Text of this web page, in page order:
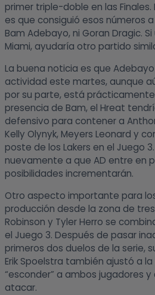
primer triple-doble en las
es que consiguió esos números
Bam Adebayo, ni Goran Dragic.
Miami, ayudaría otro partido
La buena noticia es que
actividad este martes, aunque
por su parte, está
presencia de Bam, el Hreat
defensivo para contener a
Kelly Olynyk, Meyers Leonard y
poste de los Lakers en el Juego
nuevamente a que AD entre en
posibilidades incrementarán.
Otro aspecto importante para
producción desde la zona de
Robinson y Tyler Herro se
el Juego 3. Después de pasar
primeros dos duelos de la serie,
Erik Spoelstra también ajustó a
“esconder” a ambos jugadores
atacar.